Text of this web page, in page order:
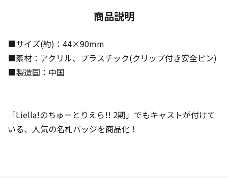
商品説明
■サイズ(約)：44×90mm
■素材：アクリル、プラスチック(クリップ付き安全ピン)
■製造国：中国
「Liella!のちゅーとりえら!! 2期」でもキャストが付けて
いる、人気の名札バッジを商品化！